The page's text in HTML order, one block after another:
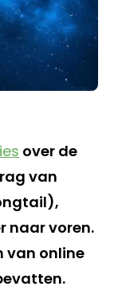
over de
van
naar voren.
van online